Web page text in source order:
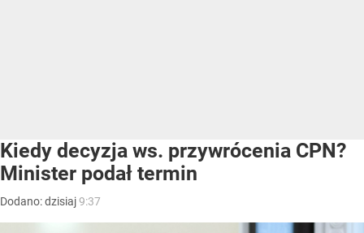
Kiedy decyzja ws. przywrócenia CPN?
Minister podał termin
Dodano:dzisiaj9:37